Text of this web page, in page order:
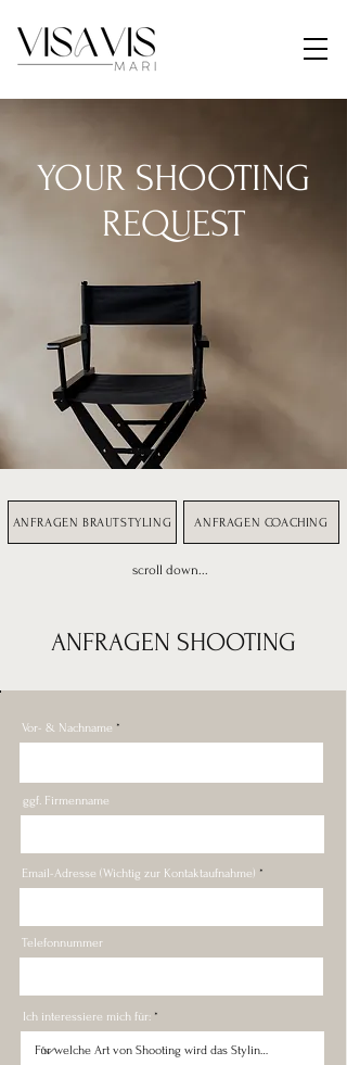
YOUR SHOOTING
REQUEST
ANFRAGEN BRAUTSTYLING ANFRAGEN COACHING
scroll down...
ANFRAGEN SHOOTING
Vor- & Nachname
ggf. Firmenname
Email-Adresse (Wichtig zur Kontaktaufnahme)
Telefonnummer
Ich interessiere mich für: